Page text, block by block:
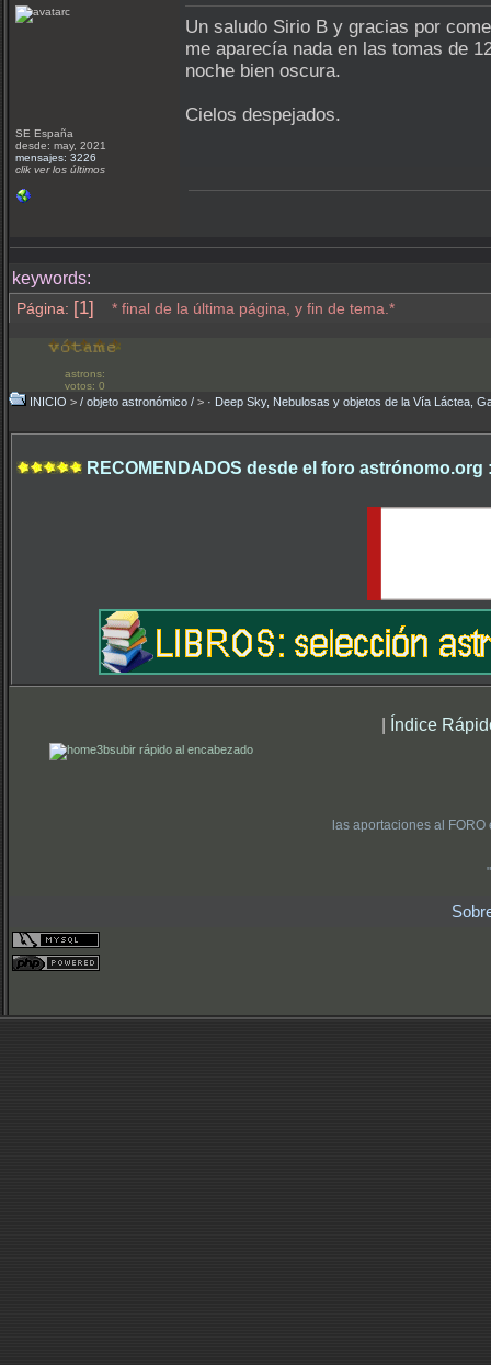
SE España
desde: may, 2021
mensajes: 3226
clik ver los últimos
Un saludo Sirio B y gracias por
me aparecía nada en las tomas de
noche bien oscura.
Cielos despejados.
keywords:
Página: [1] * final de la última página, y fin de tema.*
astrons:
votos: 0
INICIO > / objeto astronómico / > · Deep Sky, Nebulosas y objetos de la Vía Láctea,
RECOMENDADOS desde el foro astrónomo.org
| Índice
subir rápido al encabezado
las aportaciones al